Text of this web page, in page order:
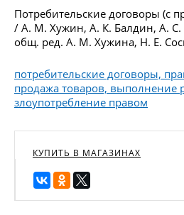
Потребительские договоры (с
/ А. М. Хужин, А. К. Балдин, А. С.
общ. ред. А. М. Хужина, Н. Е.
потребительские договоры,
продажа товаров, выполнение
злоупотребление правом
КУПИТЬ В МАГАЗИНАХ